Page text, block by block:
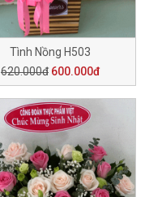
Tình Nồng H503
620.000đ 600.000đ